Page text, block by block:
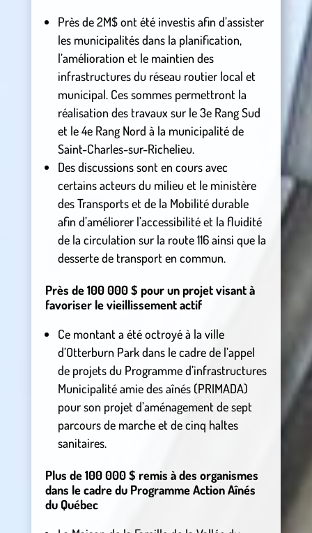
Près de 2M$ ont été investis afin d’assister
les municipalités dans la planification,
l’amélioration et le maintien des
infrastructures du réseau routier local et
municipal. Ces sommes permettront la
réalisation des travaux sur le 3e Rang Sud
et le 4e Rang Nord à la municipalité de
Saint-Charles-sur-Richelieu.
Des discussions sont en cours avec
certains acteurs du milieu et le ministère
des Transports et de la Mobilité durable
afin d’améliorer l’accessibilité et la fluidité
de la circulation sur la route 116 ainsi que la
desserte de transport en commun.
Près de 100 000 $ pour un projet visant à
favoriser le vieillissement actif
Ce montant a été octroyé à la ville
d’Otterburn Park dans le cadre de l’appel
de projets du Programme d’infrastructures
Municipalité amie des aînés (PRIMADA)
pour son projet d’aménagement de sept
parcours de marche et de cinq haltes
sanitaires.
Plus de 100 000 $ remis à des organismes
dans le cadre du Programme Action Aînés
du Québec